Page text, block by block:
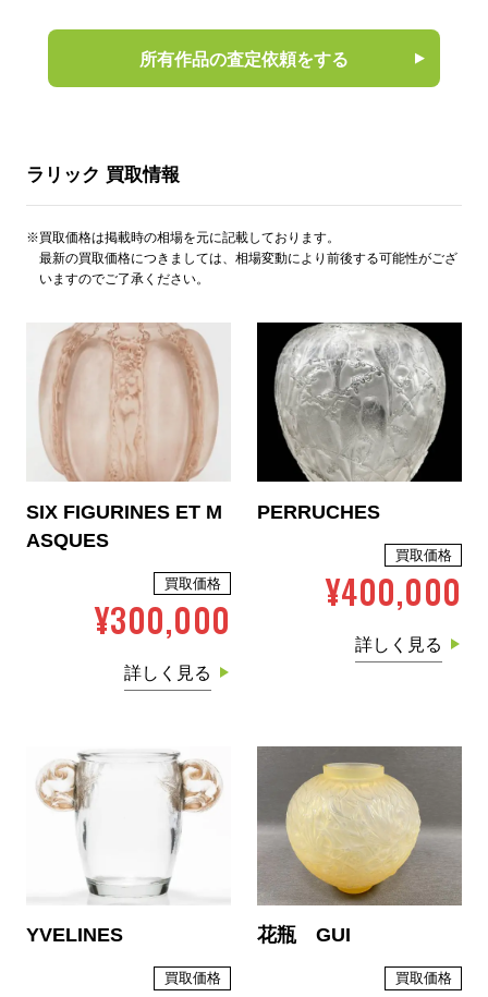
所有作品の査定依頼をする
ラリック 買取情報
※買取価格は掲載時の相場を元に記載しております。
最新の買取価格につきましては、相場変動により前後する可能性がござ
いますのでご了承ください。
SIX FIGURINES ET M
ASQUES
買取価格
¥300,000
詳しく見る
PERRUCHES
買取価格
¥400,000
詳しく見る
YVELINES
買取価格
花瓶 GUI
買取価格